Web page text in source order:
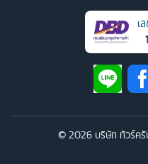
เ
©2026บริษัท ทัวร์ครั